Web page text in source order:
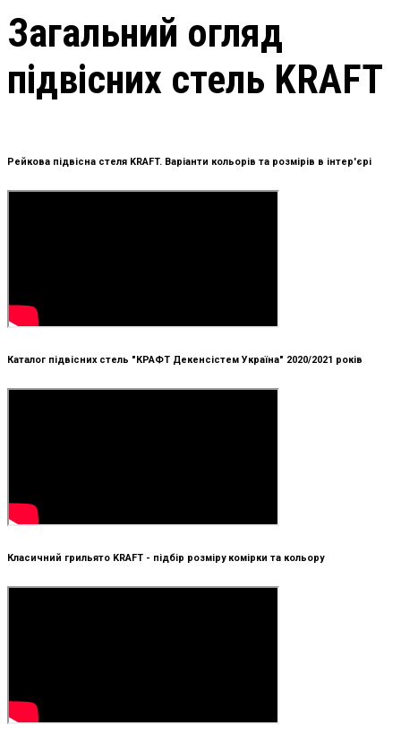
Загальний огляд
підвісних стель KRAFT
Рейкова підвісна стеля KRAFT. Варіанти кольорів та розмірів в інтер'єрі
Каталог підвісних стель "КРАФТ Декенсістем Україна" 2020/2021 років
Класичний грильято KRAFT - підбір розміру комірки та кольору